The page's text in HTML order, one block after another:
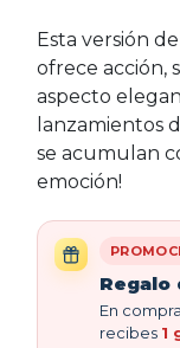
Esta versión
ofrece acción,
aspecto
lanzamientos
se acumulan
emoción!
Regalo
En
recibes 1